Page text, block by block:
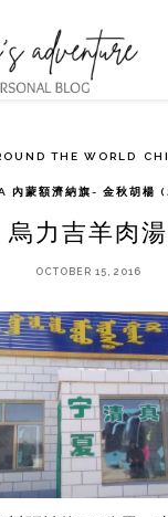
THE WORLD
內蒙額濟納旗- 金秋胡楊
烏力吉羊肉湯
OCTOBER 15, 2016